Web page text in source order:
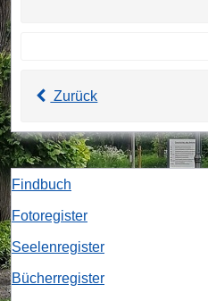
Zurück
Findbuch
Fotoregister
Seelenregister
Bücherregister